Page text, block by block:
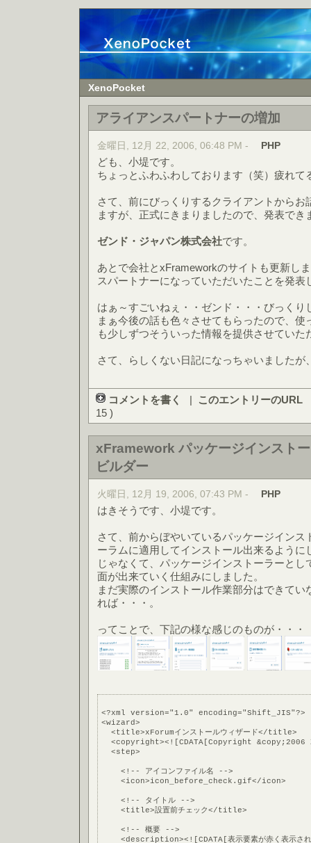
XenoPocket
アライアンスパートナーの増加
金曜日, 12月 22, 2006, 06:48 PM - PHP
ども、小堤です。
ちょっとふわふわしております（笑）疲れて
さて、前にびっくりするクライアントから
ますが、正式にきまりましたので、発表でき
ゼンド・ジャパン株式会社です。
あとで会社とxFrameworkのサイトも更新し
スパートナーになっていただいたことを発表
はぁ～すごいねぇ・・ゼンド・・・びっくり
まぁ今後の話も色々させてもらったので、
も少しずつそういった情報を提供させていた
さて、らしくない日記になっちゃいましたが
コメントを書く | このエントリーのURL
15 )
xFramework パッケージインスト
ビルダー
火曜日, 12月 19, 2006, 07:43 PM - PHP
はきそうです、小堤です。
さて、前からぼやいているパッケージイン
ーラムに適用してインストール出来るように
じゃなくて、パッケージインストーラーと
面が出来ていく仕組みにしました。
まだ実際のインストール作業部分はできて
れば・・・。
ってことで、下記の様な感じのものが・・・
<?xml version="1.0" encoding="Shift_JIS"?>
<wizard>
  <title>xForumインストールウィザード</title>
<copyright><![CDATA[Copyright
  <step>
    <!-- アイコンファイル名 -->
    <icon>icon_before_check.gif</icon>
    <!-- タイトル -->
    <title>設置前チェック</title>
    <!-- 概要 -->
<description><![CDATA[表示要素が赤く表示され